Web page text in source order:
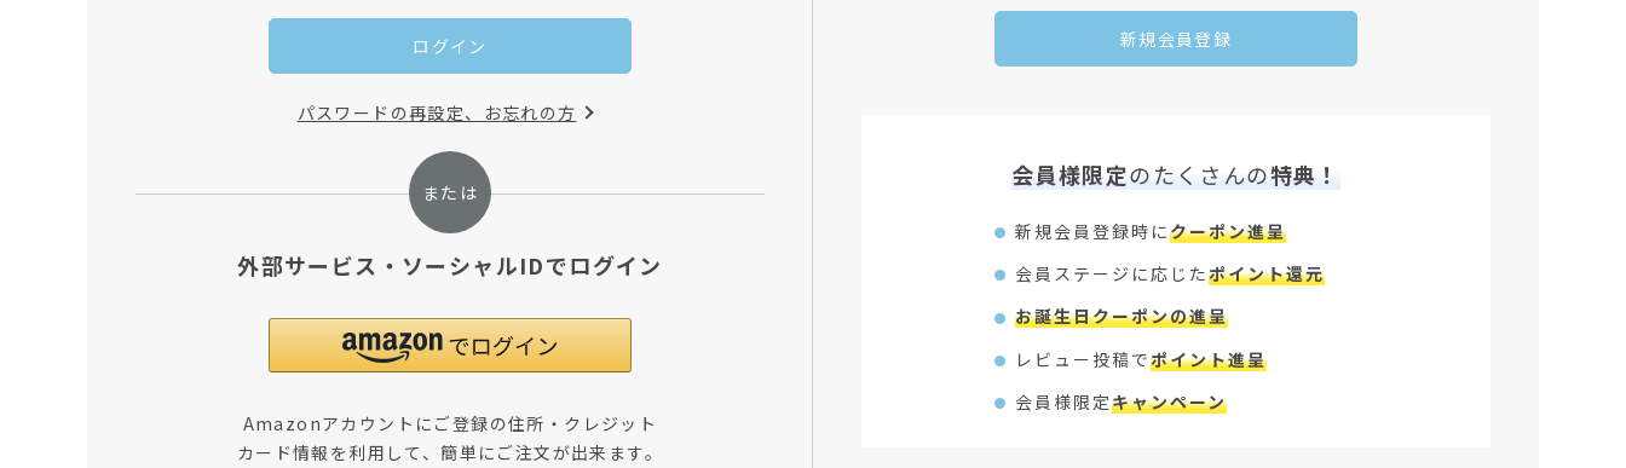
ログイン
パスワードの再設定、お忘れの方
外部サービス・ソーシャルIDでログイン
Amazonアカウントにご登録の住所・クレジット
カード情報を利用して、簡単にご注文が出来ます。
新規会員登録
会員様限定のたくさんの特典！
新規会員登録時にクーポン進呈
会員ステージに応じたポイント還元
お誕生日クーポンの進呈
レビュー投稿でポイント進呈
会員様限定キャンペーン